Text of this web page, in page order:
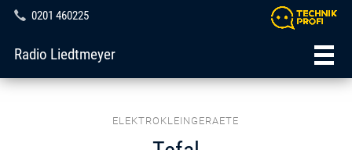
0201 460225
Radio Liedtmeyer
ELEKTROKLEINGERAETE